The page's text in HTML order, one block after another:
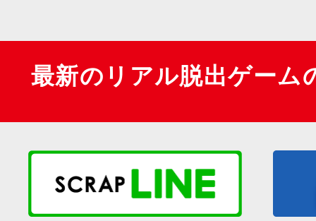
最新のリアル脱出ゲーム